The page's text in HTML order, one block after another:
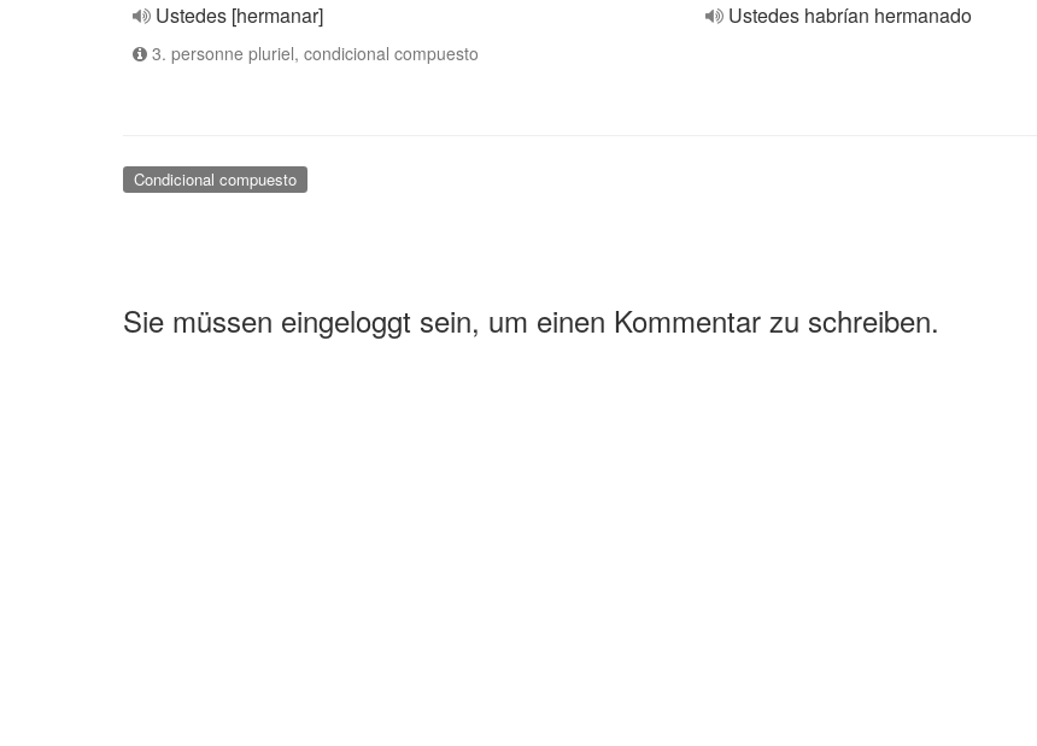
Ustedes [hermanar]
3. personne pluriel, condicional compuesto
Ustedes habrían hermanado
Condicional compuesto
Sie müssen eingeloggt sein, um einen Kommentar zu schreiben.